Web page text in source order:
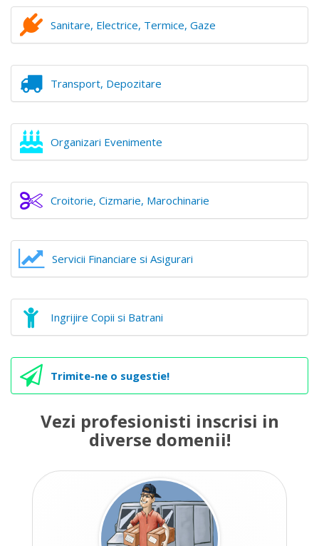
Sanitare, Electrice, Termice, Gaze
Transport, Depozitare
Organizari Evenimente
Croitorie, Cizmarie, Marochinarie
Servicii Financiare si Asigurari
Ingrijire Copii si Batrani
Trimite-ne o sugestie!
Vezi profesionisti inscrisi in
diverse domenii!